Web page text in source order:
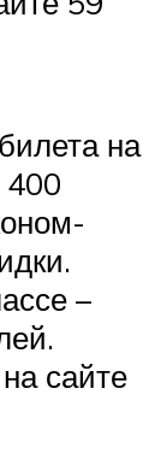
на
400
–
сайте